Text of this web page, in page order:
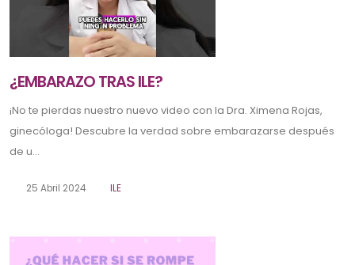
¿EMBARAZO TRAS ILE?
¡No te pierdas nuestro nuevo video con la Dra. Ximena Rojas,
ginecóloga! Descubre la verdad sobre embarazarse después
de u...
25 Abril 2024 ILE